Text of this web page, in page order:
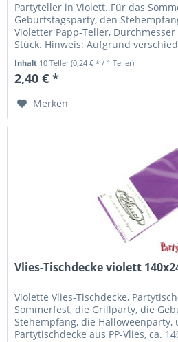
Partyteller in Violett. Für das
Geburtstagsparty, den
Violetter Papp-Teller,
Stück. Hinweis: Aufgrund
Inhalt 10 Teller(0,24 € * / 1 Teller)
2,40 € *
Merken
Vlies-Tischdecke violett
Violette Vlies-Tischdecke,
Sommerfest, die Grillparty, die
Stehempfang, die Halloweenparty,
Partytischdecke aus PP-Vlies, ca.